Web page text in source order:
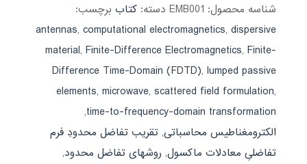
شناسه محصول: EMB001 دسته: کتاب برچسب:
antennas,computational electromagnetics,dispersive
material,Finite-Difference Electromagnetics,Finite-
Difference Time-Domain (FDTD),lumped passive
elements,microwave,scattered field formulation,
time-to-frequency-domain transformation
,
الکترومغناطیس محاسباتی, تقریب تفاضل محدودِ فرم
تفاضلیِ معادلات ماکسول, روشهای تفاضل محدود,